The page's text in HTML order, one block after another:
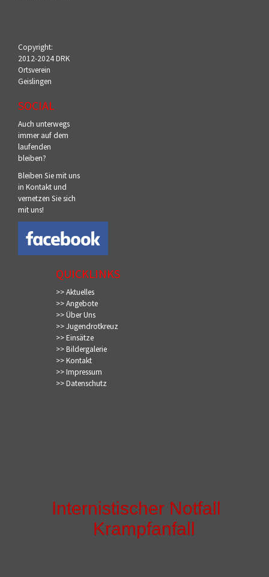
Copyright:
2012-2024 DRK
Ortsverein
Geislingen
SOCIAL
Auch unterwegs
immer auf dem
laufenden
bleiben?
Bleiben Sie mit uns
in Kontakt und
vernetzen Sie sich
mit uns!
QUICKLINKS
>> Aktuelles
>> Angebote
>> Über Uns
>> Jugendrotkreuz
>> Einsätze
>> Bildergalerie
>> Kontakt
>> Impressum
>> Datenschutz
Internistischer Notfall
Krampfanfall